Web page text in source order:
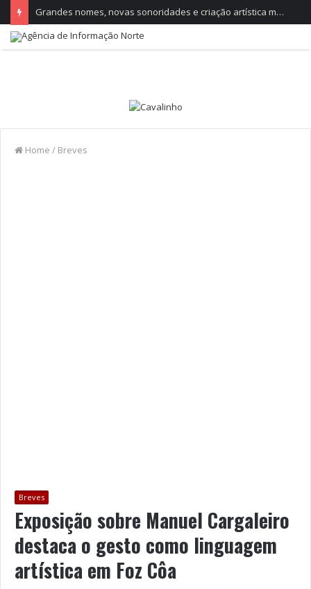
Grandes nomes, novas sonoridades e criação artística marcam a nova temporada do CTAL
Home / Breves
Breves
Exposição sobre Manuel Cargaleiro
destaca o gesto como linguagem
artística em Foz Côa